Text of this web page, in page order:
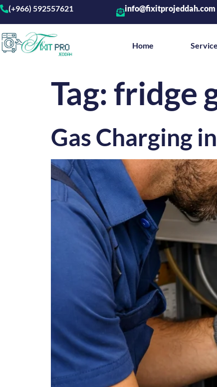
(+966) 592557621 info@fixitprojeddah.com
Home
Tag:fridge
Gas Charging